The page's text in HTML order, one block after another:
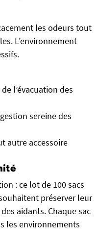
les odeurs tout
L’environnement
l’évacuation des
sereine des
autre accessoire
: ce lot de 100 sacs
préserver leur
aidants. Chaque sac
les environnements